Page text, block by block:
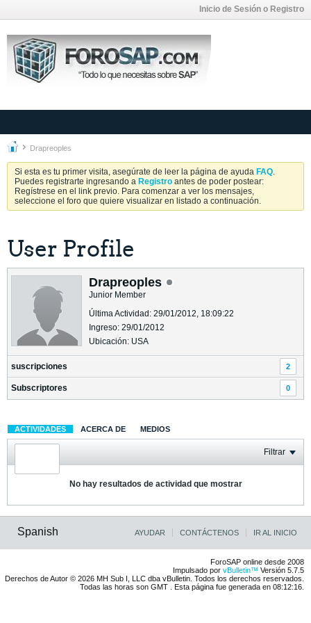
Inicio de Sesión o Registro
Drapreoples
Si esta es tu primer visita, asegúrate de leer la página de ayuda FAQ.
Puedes registrarte ingresando a Registro antes de poder postear:
Regístrese en el link previo. Para comenzar a ver los mensajes,
seleccione el foro que quiere visualizar en listado a continuación.
User Profile
Drapreoples
Junior Member
Última Actividad: 29/01/2012, 18:09:22
Ingreso: 29/01/2012
Ubicación: USA
suscripciones 2
Subscriptores 0
ACTIVIDADES ACERCA DE MEDIOS
Filtrar
No hay resultados de actividad que mostrar
Spanish AYUDAR CONTÁCTENOS IR AL INICIO
ForoSAP online desde 2008
Impulsado por vBulletin™ Versión 5.7.5
Derechos de Autor © 2026 MH Sub I, LLC dba vBulletin. Todos los derechos reservados.
Todas las horas son GMT . Esta página fue generada en 08:12:16.